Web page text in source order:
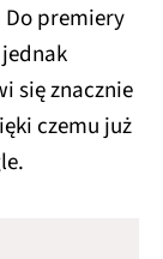
Do premiery
się znacznie
czemu już